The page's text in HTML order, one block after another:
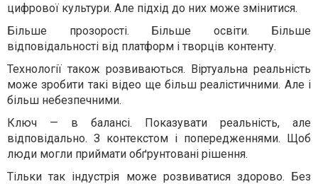
цифрової культури. Але підхід до них може змінитися.
Більше прозорості. Більше освіти. Більше
відповідальності від платформ і творців контенту.
Технології також розвиваються. Віртуальна реальність
може зробити такі відео ще більш реалістичними. Але і
більш небезпечними.
Ключ — в балансі. Показувати реальність, але
відповідально. З контекстом і попередженнями. Щоб
люди могли приймати обґрунтовані рішення.
Тільки так індустрія може розвиватися здорово. Без